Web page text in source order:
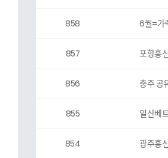
858 6월=가
857 포항흥
856 충주 공
855 일산베
854 광주흥